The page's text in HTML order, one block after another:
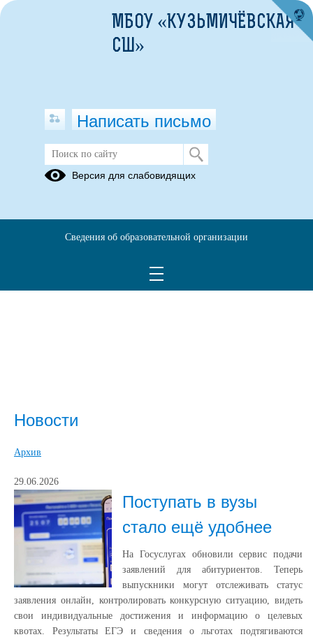
Новости
Архив
29.06.2026
Поступать в вузы
стало ещё удобнее
На Госуслугах обновили сервис подачи
заявлений для абитуриентов. Теперь
выпускники могут отслеживать статус
заявления онлайн, контролировать конкурсную ситуацию, видеть
свои индивидуальные достижения и информацию о целевых
квотах. Результаты ЕГЭ и сведения о льготах подтягиваются
МБОУ «КУЗЬМИЧЁВСКАЯ
СШ»
Написать письмо
Версия для слабовидящих
Сведения об образовательной организации